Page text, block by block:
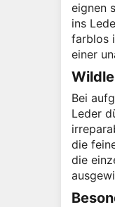
eignen
ins
farblos
einer
Bei
Leder
die
die